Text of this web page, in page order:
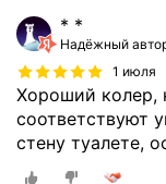
* *
Надёжный
1 июля
Хороший колер,
соответствуют
стену туалете,